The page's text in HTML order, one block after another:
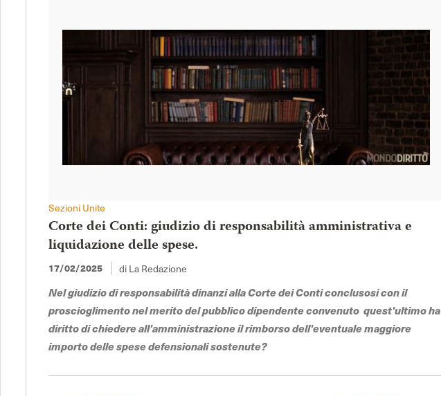
Sezioni Unite
Corte dei Conti: giudizio di responsabilità amministrativa e
liquidazione delle spese.
17/02/2025 di La Redazione
Nel giudizio di responsabilità dinanzi alla Corte dei Conti conclusosi con il
proscioglimento nel merito del pubblico dipendente convenuto quest'ultimo ha
diritto di chiedere all'amministrazione il rimborso dell'eventuale maggiore
importo delle spese defensionali sostenute?